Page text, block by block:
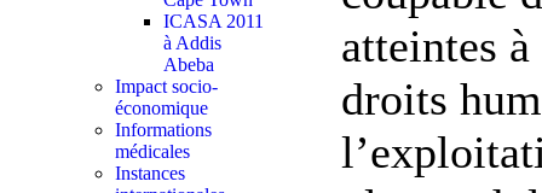
ICASA 2011
à Addis
Abeba
Impact socio-
économique
Informations
médicales
Instances
atteintes
droits